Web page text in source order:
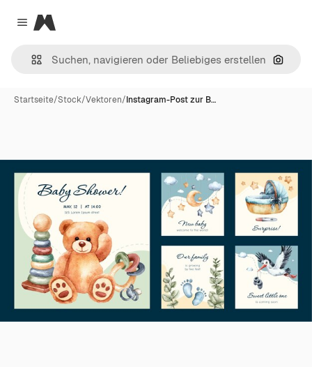
Close menu
Magnific
Nach
Startseite/Stock/Vektoren/Instagram-Post zur B…